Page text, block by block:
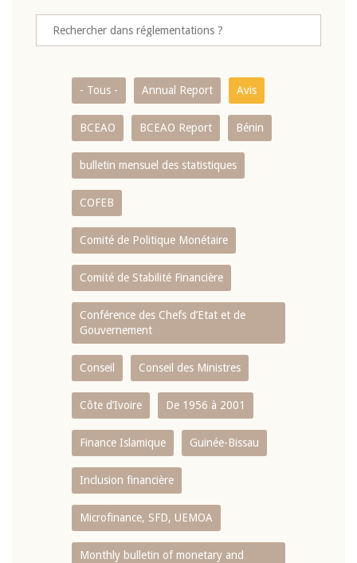
- Tous - Annual Report Avis
BCEAO BCEAO Report Bénin
bulletin mensuel des statistiques
COFEB
Comité de Politique Monétaire
Comité de Stabilité Financière
Conférence des Chefs d’Etat et de
Gouvernement
Conseil Conseil des Ministres
Côte d’Ivoire De 1956 à 2001
Finance Islamique Guinée-Bissau
Inclusion financière
Microfinance, SFD, UEMOA
Monthly bulletin of monetary and